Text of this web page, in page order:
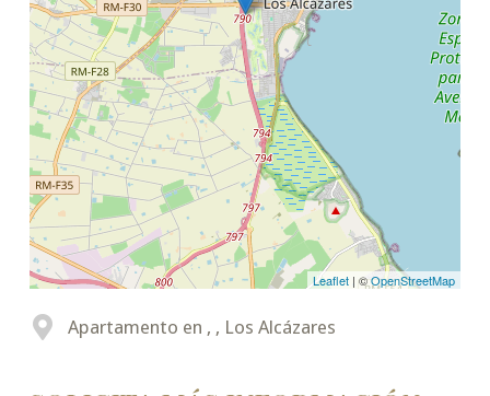
Leaflet | ©OpenStreetMap
Apartamento en , , Los Alcázares